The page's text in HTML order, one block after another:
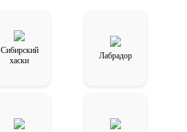
Сибирский
хаски
Лабрадор